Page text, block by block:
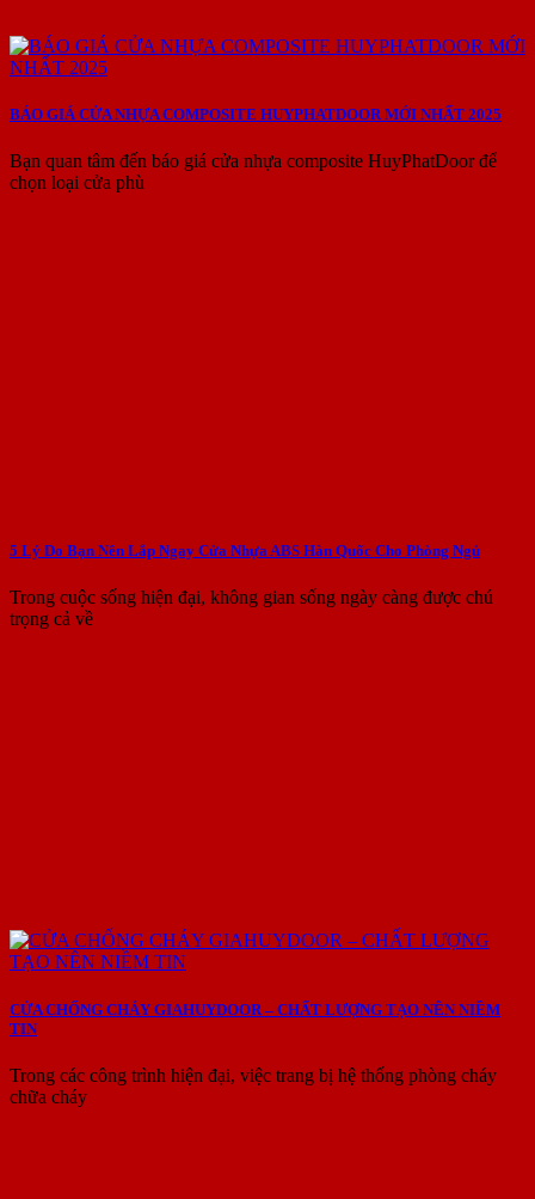
BÁO GIÁ CỬA NHỰA COMPOSITE HUYPHATDOOR MỚI NHẤT 2025
Bạn quan tâm đến báo giá cửa nhựa composite HuyPhatDoor để
chọn loại cửa phù
5 Lý Do Bạn Nên Lắp Ngay Cửa Nhựa ABS Hàn Quốc Cho Phòng Ngủ
Trong cuộc sống hiện đại, không gian sống ngày càng được chú
trọng cả về
CỬA CHỐNG CHÁY GIAHUYDOOR – CHẤT LƯỢNG TẠO NÊN NIỀM
TIN
Trong các công trình hiện đại, việc trang bị hệ thống phòng cháy
chữa cháy